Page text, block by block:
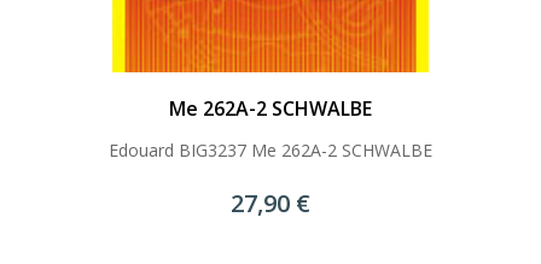
Me 262A-2 SCHWALBE
Edouard BIG3237 Me 262A-2 SCHWALBE
27,90 €